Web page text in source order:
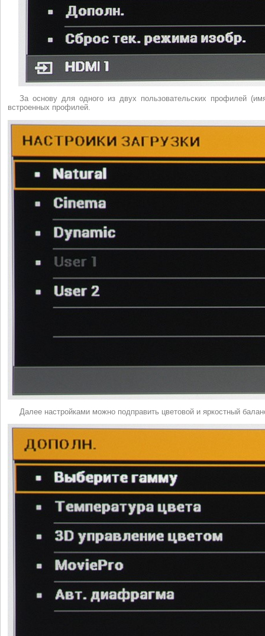
За основу для одного из двух пользовательских профилей
встроенных профилей.
Далее настройками можно подправить цветовой и яркостный